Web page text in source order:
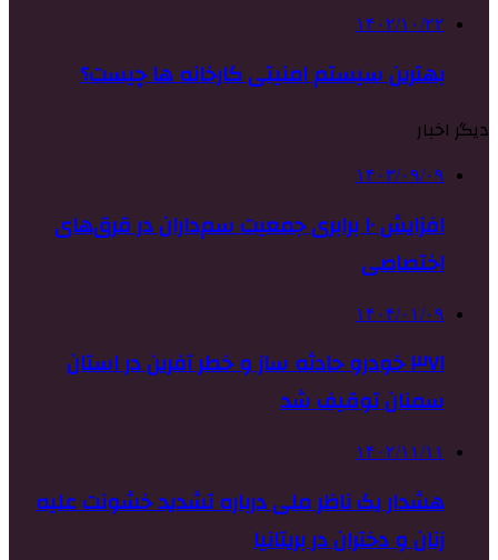
۱۴۰۲/۱۰/۲۲
بهترین سیستم امنیتی کارخانه ها چیست؟
دیگر اخبار
۱۴۰۳/۰۹/۰۹
افزایش ۱۰ برابری جمعیت‌ سم‌داران در قرق‌های
اختصاصی
۱۴۰۴/۰۱/۰۹
۳۷۱ خودرو حادثه ساز و خطر آفرین در استان
سمنان توقیف شد
۱۴۰۲/۱۱/۱۱
هشدار یک ناظر ملی درباره تشدید خشونت علیه
زنان و دختران در بریتانیا